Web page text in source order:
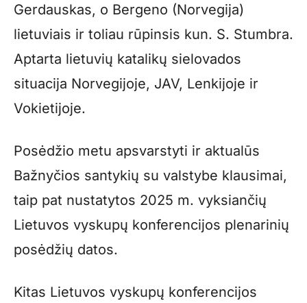
Gerdauskas, o Bergeno (Norvegija)
lietuviais ir toliau rūpinsis kun. S. Stumbra.
Aptarta lietuvių katalikų sielovados
situacija Norvegijoje, JAV, Lenkijoje ir
Vokietijoje.
Posėdžio metu apsvarstyti ir aktualūs
Bažnyčios santykių su valstybe klausimai,
taip pat nustatytos 2025 m. vyksiančių
Lietuvos vyskupų konferencijos plenarinių
posėdžių datos.
Kitas Lietuvos vyskupų konferencijos